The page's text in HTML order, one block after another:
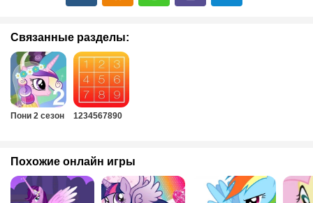
Связанные разделы:
Пони 2 сезон 1234567890
Похожие онлайн игры